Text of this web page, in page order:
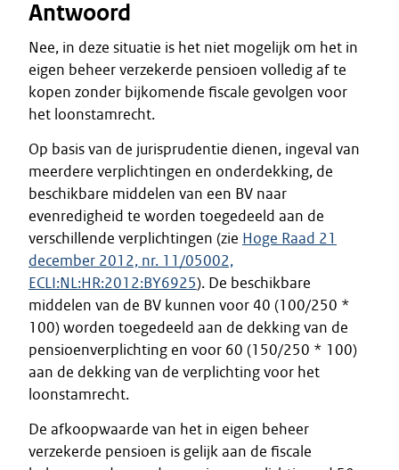
Antwoord
Nee, in deze situatie is het niet mogelijk om het in
eigen beheer verzekerde pensioen volledig af te
kopen zonder bijkomende fiscale gevolgen voor
het loonstamrecht.
Op basis van de jurisprudentie dienen, ingeval van
meerdere verplichtingen en onderdekking, de
beschikbare middelen van een BV naar
evenredigheid te worden toegedeeld aan de
verschillende verplichtingen (zie Hoge Raad 21
december 2012, nr. 11/05002,
ECLI:NL:HR:2012:BY6925). De beschikbare
middelen van de BV kunnen voor 40 (100/250 *
100) worden toegedeeld aan de dekking van de
pensioenverplichting en voor 60 (150/250 * 100)
aan de dekking van de verplichting voor het
loonstamrecht.
De afkoopwaarde van het in eigen beheer
verzekerde pensioen is gelijk aan de fiscale